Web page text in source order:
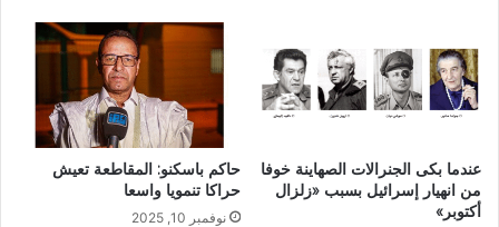
عندما بكى الجنرالات الصهاينة خوفا
من انهيار إسرائيل بسبب «زلزال
أكتوبر»
حاكم باسكنو: المقاطعة تعيش
حراكا تنمويا واسعا
نوفمبر 10, 2025